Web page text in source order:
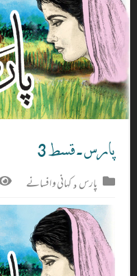
پارس ۔ قسط 3
پارس,کہانی و افسانے